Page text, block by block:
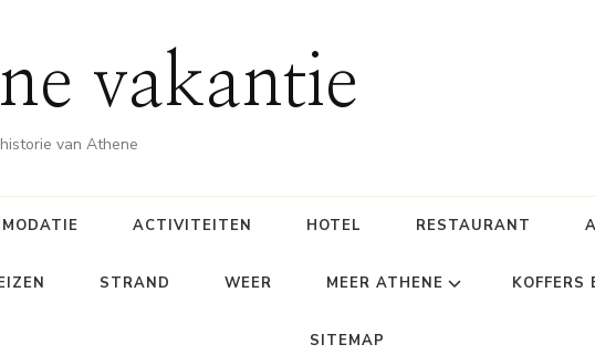
vakantie
van Athene
ACTIVITEITEN HOTEL RESTAURANT
STRAND WEER MEER ATHENE KOFFERS
SITEMAP